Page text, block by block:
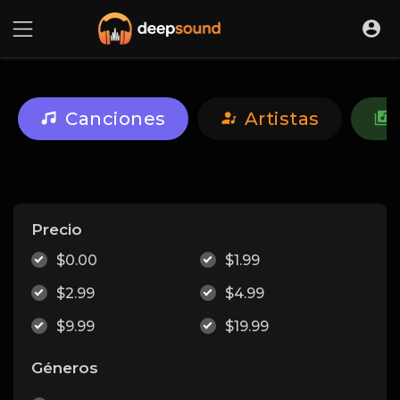
Canciones Artistas
Precio
$0.00
$1.99
$2.99
$4.99
$9.99
$19.99
Géneros